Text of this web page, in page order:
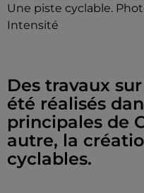
Une piste cyclable.
Intensité
Des travaux
été réalisés
principales de
autre, la
cyclables.